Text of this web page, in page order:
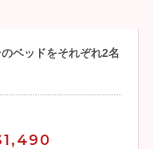
ベッドをそれぞれ2名